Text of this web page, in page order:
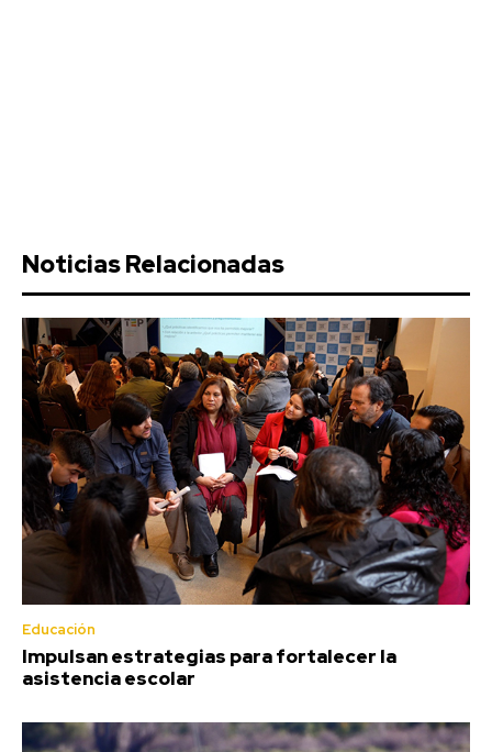
Noticias Relacionadas
Educación
Impulsan estrategias para fortalecer la
asistencia escolar